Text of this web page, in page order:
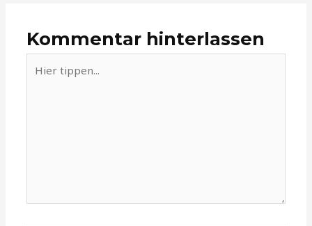
Kommentar hinterlassen
tippen...